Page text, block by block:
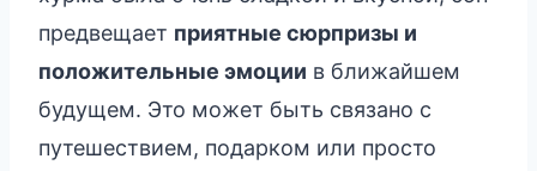
предвещает приятные сюрпризы и
положительные эмоции в ближайшем
будущем. Это может быть связано с
путешествием, подарком или просто